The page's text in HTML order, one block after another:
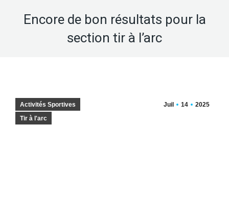
Encore de bon résultats pour la
section tir à l’arc
Juil 14 2025
Activités Sportives
Tir à l'arc